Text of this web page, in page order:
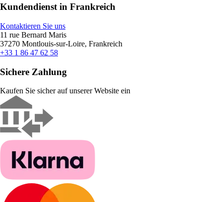
Kundendienst in Frankreich
Kontaktieren Sie uns
11 rue Bernard Maris
37270 Montlouis-sur-Loire, Frankreich
+33 1 86 47 62 58
Sichere Zahlung
Kaufen Sie sicher auf unserer Website ein